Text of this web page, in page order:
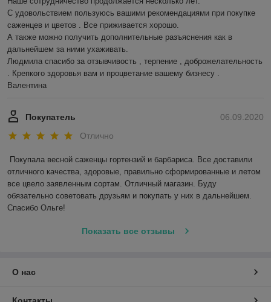
С удовольствием пользуюсь вашими рекомендациями при покупке
саженцев и цветов . Все приживается хорошо.
А также можно получить дополнительные разъяснения как в
дальнейшем за ними ухаживать.
Людмила спасибо за отзывчивость , терпение , доброжелательность
. Крепкого здоровья вам и процветание вашему бизнесу .
Валентина
06.09.2020
Покупатель
Отлично
Покупала весной саженцы гортензий и барбариса. Все доставили
отличного качества, здоровые, правильно сформированные и летом
все цвело заявленным сортам. Отличный магазин. Буду
обязательно советовать друзьям и покупать у них в дальнейшем.
Спасибо Ольге!
Показать все отзывы
О нас
Контакты